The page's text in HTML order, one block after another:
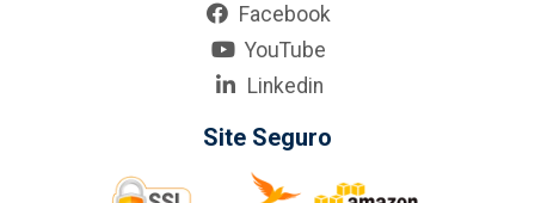
Facebook
YouTube
Linkedin
Site Seguro